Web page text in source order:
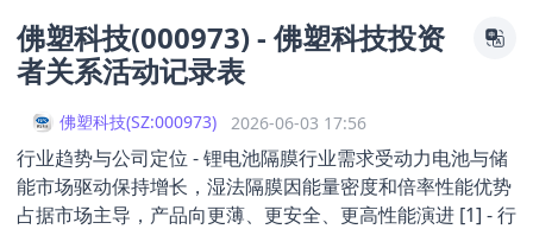
佛塑科技(000973) - 佛塑科技投资
者关系活动记录表
佛塑科技(SZ:000973) 2026-06-03 17:56
行业趋势与公司定位 - 锂电池隔膜行业需求受动力电池与储
能市场驱动保持增长，湿法隔膜因能量密度和倍率性能优势
占据市场主导，产品向更薄、更安全、更高性能演进 [1] - 行